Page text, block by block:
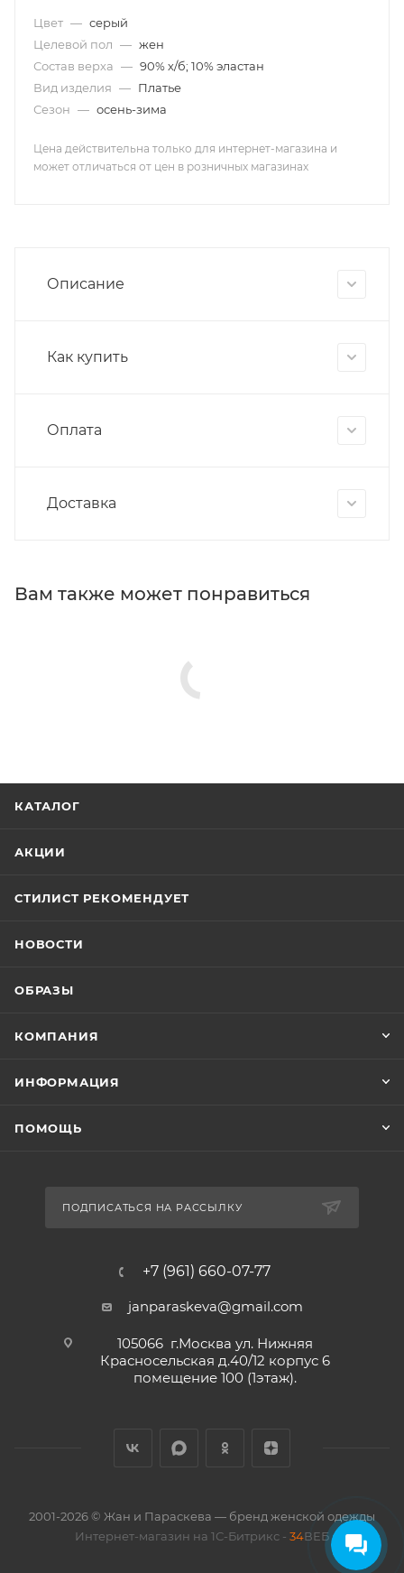
Цвет — серый
Целевой пол — жен
Состав верха — 90% х/б; 10% эластан
Вид изделия — Платье
Сезон — осень-зима
Цена действительна только для интернет-магазина и
может отличаться от цен в розничных магазинах
Описание
Как купить
Оплата
Доставка
Вам также может понравиться
КАТАЛОГ
АКЦИИ
СТИЛИСТ РЕКОМЕНДУЕТ
НОВОСТИ
ОБРАЗЫ
КОМПАНИЯ
ИНФОРМАЦИЯ
ПОМОЩЬ
ПОДПИСАТЬСЯ НА РАССЫЛКУ
+7 (961) 660-07-77
janparaskeva@gmail.com
105066 г.Москва ул. Нижняя
Красносельская д.40/12 корпус 6
помещение 100 (1этаж).
2001-2026 © Жан и Параскева — бренд женской одежды
Интернет-магазин на 1С-Битрикс - 34ВЕБ